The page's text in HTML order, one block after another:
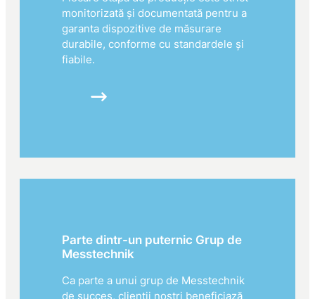
monitorizată și documentată pentru a
garanta dispozitive de măsurare
durabile, conforme cu standardele și
fiabile.
Parte dintr-un puternic Grup de
Messtechnik
Ca parte a unui grup de Messtechnik
de succes, clienții noștri beneficiază